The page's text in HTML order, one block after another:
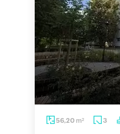
56,20 m2 3